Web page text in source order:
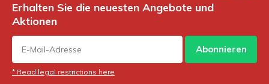
Erhalten Sie die neuesten Angebote und
Aktionen
Abonnieren
* Read legal restrictions here